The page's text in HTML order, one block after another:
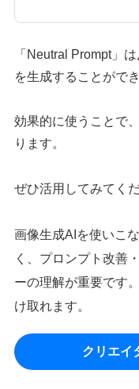
「Neutral Prompt」
を生成することがで
効果的に使うことで
ります。
ぜひ活用してみてく
画像生成AIを使いこ
く、プロンプト改善
ーの理解が重要です
け取れます。
クリエイ